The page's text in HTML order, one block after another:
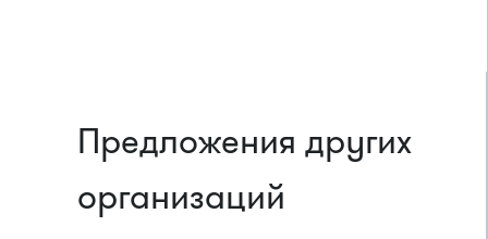
Предложения других
организаций